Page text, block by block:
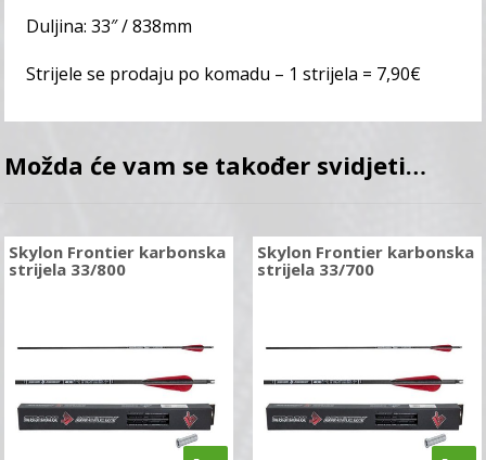
Duljina: 33″ / 838mm
Strijele se prodaju po komadu – 1 strijela = 7,90€
Možda će vam se također svidjeti…
Skylon Frontier karbonska
strijela 33/800
Skylon Frontier karbonska
strijela 33/700